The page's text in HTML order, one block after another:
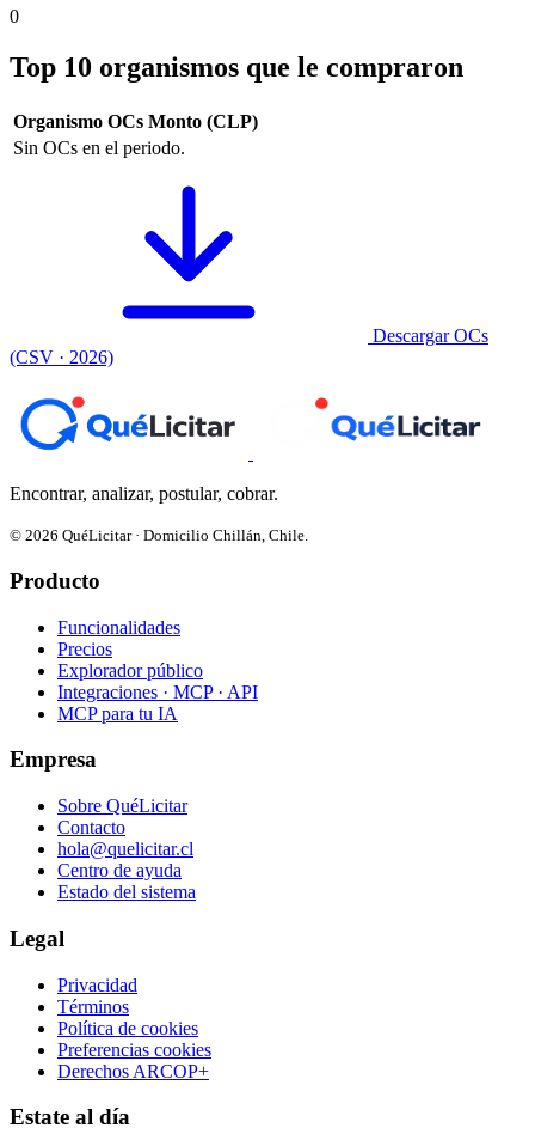
0
Top 10 organismos que le compraron
Organismo OCs Monto (CLP)
Sin OCs en el periodo.
Descargar OCs
(CSV · 2026)
Encontrar, analizar, postular, cobrar.
© 2026 QuéLicitar · Domicilio Chillán, Chile.
Producto
Funcionalidades
Precios
Explorador público
Integraciones · MCP · API
MCP para tu IA
Empresa
Sobre QuéLicitar
Contacto
hola@quelicitar.cl
Centro de ayuda
Estado del sistema
Legal
Privacidad
Términos
Política de cookies
Preferencias cookies
Derechos ARCOP+
Estate al día